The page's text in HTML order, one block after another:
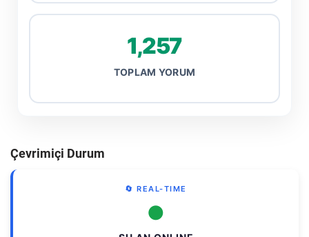
1,257
TOPLAM YORUM
Çevrimiçi Durum
🔄 REAL-TIME
●